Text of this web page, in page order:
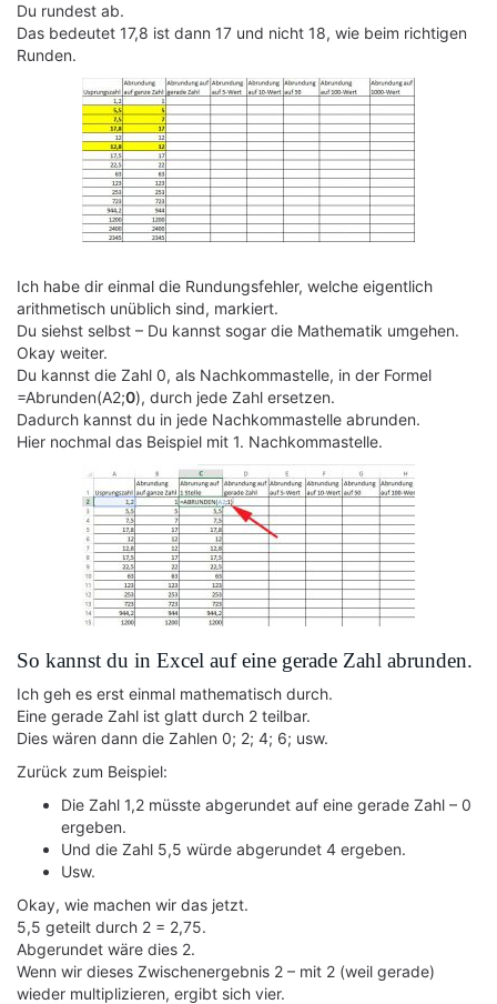
Du rundest ab.
Das bedeutet 17,8 ist dann 17 und nicht 18, wie beim richtigen
Runden.
Ich habe dir einmal die Rundungsfehler, welche eigentlich
arithmetisch unüblich sind, markiert.
Du siehst selbst – Du kannst sogar die Mathematik umgehen.
Okay weiter.
Du kannst die Zahl 0, als Nachkommastelle, in der Formel
=Abrunden(A2;0), durch jede Zahl ersetzen.
Dadurch kannst du in jede Nachkommastelle abrunden.
Hier nochmal das Beispiel mit 1. Nachkommastelle.
So kannst du in Excel auf eine gerade Zahl abrunden.
Ich geh es erst einmal mathematisch durch.
Eine gerade Zahl ist glatt durch 2 teilbar.
Dies wären dann die Zahlen 0; 2; 4; 6; usw.
Zurück zum Beispiel:
Die Zahl 1,2 müsste abgerundet auf eine gerade Zahl – 0
ergeben.
Und die Zahl 5,5 würde abgerundet 4 ergeben.
Usw.
Okay, wie machen wir das jetzt.
5,5 geteilt durch 2 = 2,75.
Abgerundet wäre dies 2.
Wenn wir dieses Zwischenergebnis 2 – mit 2 (weil gerade)
wieder multiplizieren, ergibt sich vier.